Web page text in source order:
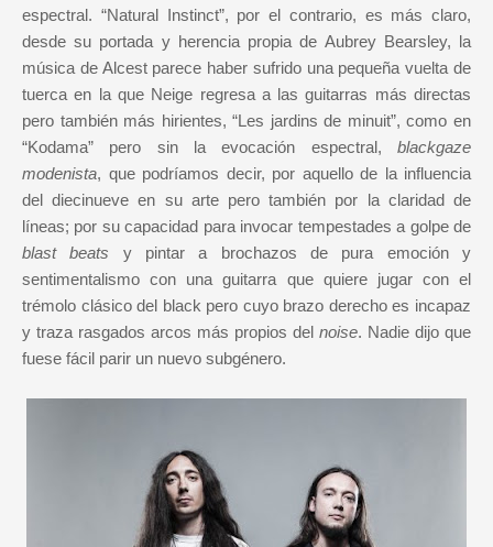
espectral. “Natural Instinct”, por el contrario, es más claro,
desde su portada y herencia propia de Aubrey Bearsley, la
música de Alcest parece haber sufrido una pequeña vuelta de
tuerca en la que Neige regresa a las guitarras más directas
pero también más hirientes, “Les jardins de minuit”, como en
“Kodama” pero sin la evocación espectral, blackgaze
modenista, que podríamos decir, por aquello de la influencia
del diecinueve en su arte pero también por la claridad de
líneas; por su capacidad para invocar tempestades a golpe de
blast beats y pintar a brochazos de pura emoción y
sentimentalismo con una guitarra que quiere jugar con el
trémolo clásico del black pero cuyo brazo derecho es incapaz
y traza rasgados arcos más propios del noise. Nadie dijo que
fuese fácil parir un nuevo subgénero.